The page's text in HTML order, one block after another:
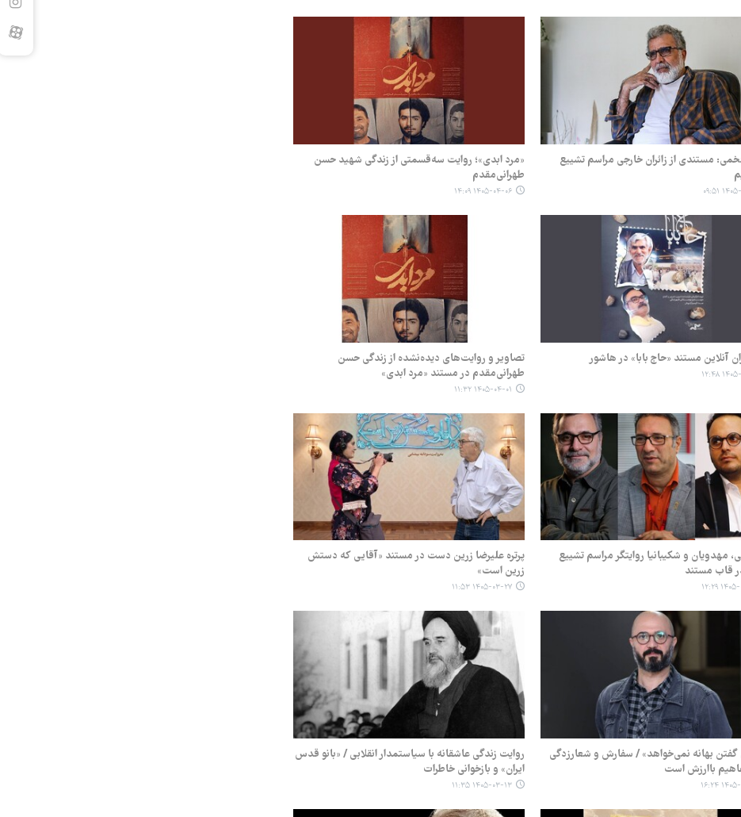
مستندی از زائران خارجی مراسم تشییع
۰۹:۵۱
«مرد ابدی»؛ روایت سه‌قسمتی از زندگی شهید حسن
طهرانی‌مقدم
۱۴۰۵-۰۴-۰۶ ۱۴:۰۹
آنلاین مستند «حاج بابا» در هاشور
۱۲:۴۸
تصاویر و روایت‌های دیده‌نشده از زندگی حسن
طهرانی‌مقدم در مستند «مرد ابدی»
۱۴۰۵-۰۴-۰۱ ۱۱:۳۲
مهدویان و شکیبانیا روایتگر مراسم تشییع
قاب مستند
۱۲:۲۹
پرتره علیرضا زرین دست در مستند «آقایی که دستش
زرین است»
۱۴۰۵-۰۳-۲۷ ۱۱:۵۳
گفتن بهانه نمی‌خواهد» / سفارش و شعارزدگی
باارزش است
۱۶:۲۴
روایت زندگی عاشقانه با سیاستمدار انقلابی / «بانو قدس
ایران» و بازخوانی خاطرات
۱۴۰۵-۰۳-۱۳ ۱۱:۳۵